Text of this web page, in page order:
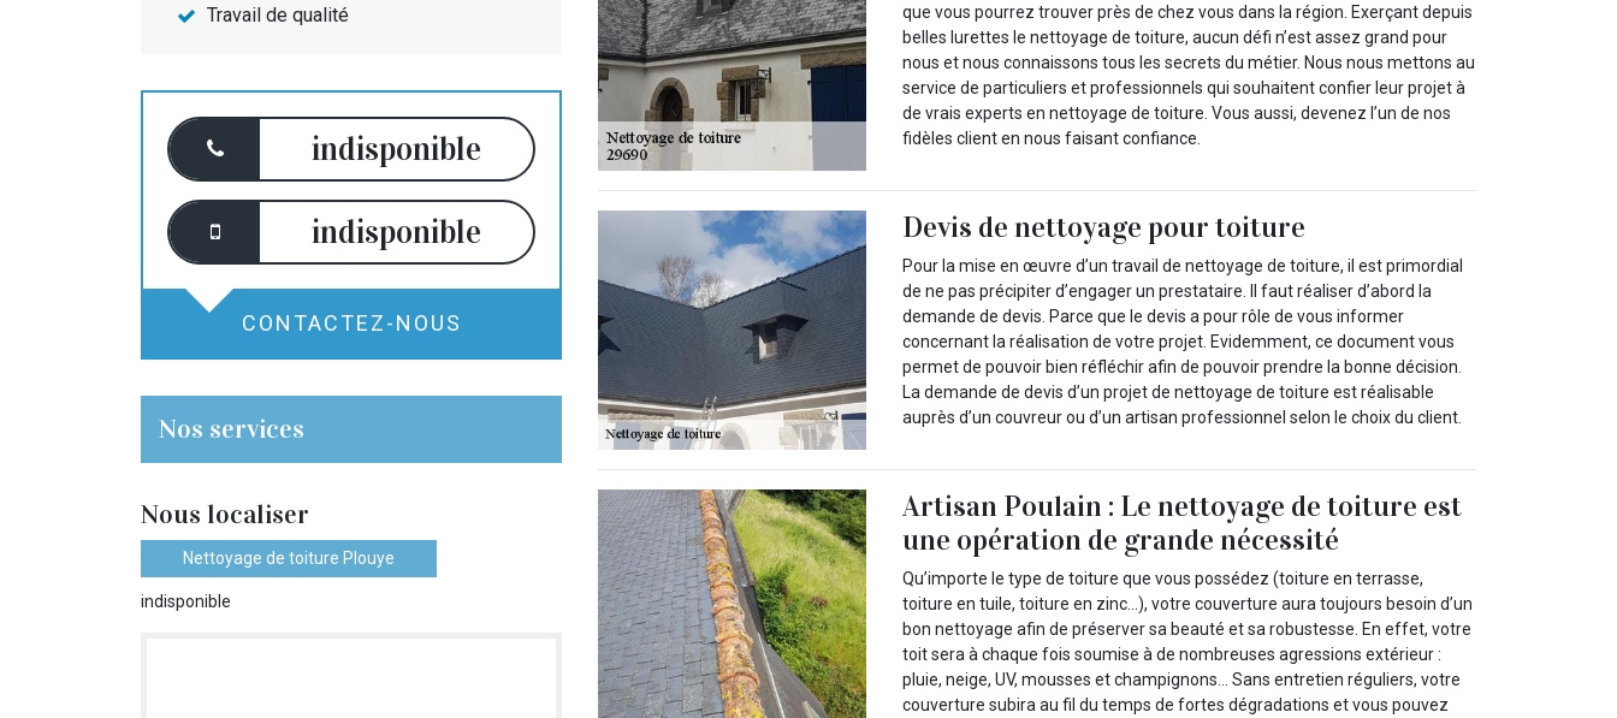
Travail de qualité
indisponible
indisponible
CONTACTEZ-NOUS
Nos services
Nous localiser
Nettoyage de toiture Plouye
indisponible
que vous pourrez trouver près de chez vous dans la région. Exerçant depuis
belles lurettes le nettoyage de toiture, aucun défi n’est assez grand pour
nous et nous connaissons tous les secrets du métier. Nous nous mettons au
service de particuliers et professionnels qui souhaitent confier leur projet à
de vrais experts en nettoyage de toiture. Vous aussi, devenez l’un de nos
fidèles client en nous faisant confiance.
Devis de nettoyage pour toiture
Pour la mise en œuvre d’un travail de nettoyage de toiture, il est primordial
de ne pas précipiter d’engager un prestataire. Il faut réaliser d’abord la
demande de devis. Parce que le devis a pour rôle de vous informer
concernant la réalisation de votre projet. Evidemment, ce document vous
permet de pouvoir bien réfléchir afin de pouvoir prendre la bonne décision.
La demande de devis d’un projet de nettoyage de toiture est réalisable
auprès d’un couvreur ou d’un artisan professionnel selon le choix du client.
Artisan Poulain : Le nettoyage de toiture est
une opération de grande nécessité
Qu’importe le type de toiture que vous possédez (toiture en terrasse,
toiture en tuile, toiture en zinc…), votre couverture aura toujours besoin d’un
bon nettoyage afin de préserver sa beauté et sa robustesse. En effet, votre
toit sera à chaque fois soumise à de nombreuses agressions extérieur :
pluie, neige, UV, mousses et champignons… Sans entretien réguliers, votre
couverture subira au fil du temps de fortes dégradations et vous pouvez